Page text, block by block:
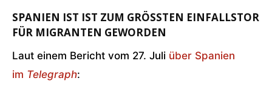
SPANIEN IST IST ZUM GRÖSSTEN EINFALLSTOR F
ÜR MIGRANTEN
GEWORDEN
Laut einem Bericht vom 27. Juli über Spanien
im Telegraph: